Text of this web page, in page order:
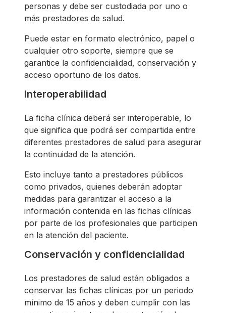
personas y debe ser custodiada por uno o
más prestadores de salud.
Puede estar en formato electrónico, papel o
cualquier otro soporte, siempre que se
garantice la confidencialidad, conservación y
acceso oportuno de los datos.
Interoperabilidad
La ficha clínica deberá ser interoperable, lo
que significa que podrá ser compartida entre
diferentes prestadores de salud para asegurar
la continuidad de la atención.
Esto incluye tanto a prestadores públicos
como privados, quienes deberán adoptar
medidas para garantizar el acceso a la
información contenida en las fichas clínicas
por parte de los profesionales que participen
en la atención del paciente.
Conservación y confidencialidad
Los prestadores de salud están obligados a
conservar las fichas clínicas por un periodo
mínimo de 15 años y deben cumplir con las